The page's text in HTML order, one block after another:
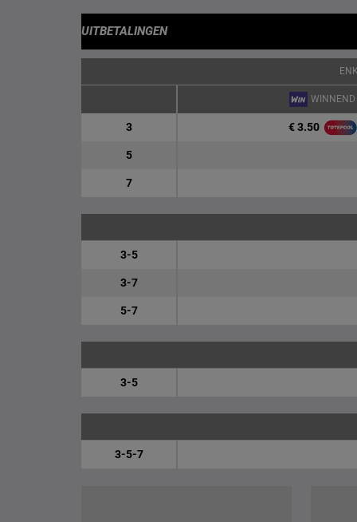
UITBETALINGEN
WINNEND
3 € 3.50
5
7
3-5
3-7
5-7
3-5
3-5-7